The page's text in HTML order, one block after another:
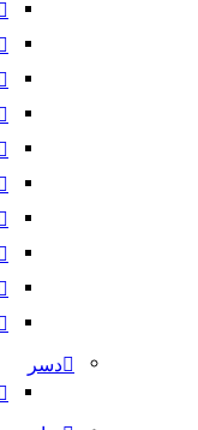
دسر